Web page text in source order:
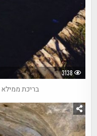
3138
בריכת